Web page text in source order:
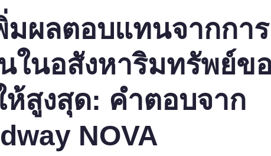
มผลตอบแทนจากการ
ในอสังหาริมทรัพย์ข
สูงสุด: คำตอบจาก
NOVA